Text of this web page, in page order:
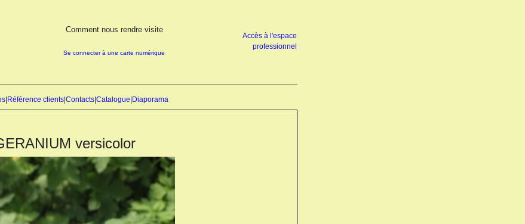
Comment nous rendre visite
Se connecter à une carte numérique
Accès à l'espace
professionnel
Référence clients Contacts Catalogue Diaporama
versicolor